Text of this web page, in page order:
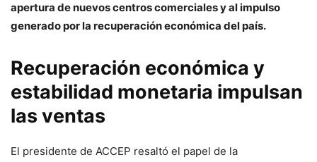
apertura de nuevos centros comerciales y al impulso
generado por la recuperación económica del país.
Recuperación económica y
estabilidad monetaria impulsan
las ventas
El presidente de ACCEP resaltó el papel de la